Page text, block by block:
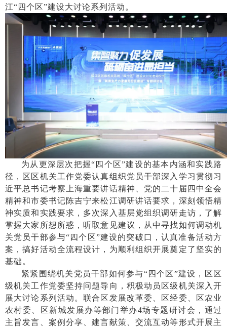
江“四个区”建设大讨论系列活动。
为从更深层次把握“四个区”建设的基本内涵和实践路
径，区区机关工作党委认真组织党员干部深入学习贯彻习
近平总书记考察上海重要讲话精神、党的二十届四中全会
精神和市委书记陈吉宁来松江调研讲话要求，深刻领悟精
神实质和实践要求，多次深入基层党组织调研走访，了解
掌握大家所想所惑，听取意见建议，从中寻找如何调动机
关党员干部参与“四个区”建设的突破口，认真准备活动方
案，搞好活动全流程设计，为顺利组织开展奠定了坚实的
基础。
紧紧围绕机关党员干部如何参与“四个区”建设，区区
级机关工作党委坚持问题导向，积极动员区级机关深入开
展大讨论系列活动。联合区发展改革委、区经委、区农业
农村委、区新城发展办等部门举办4场专题研讨会，通过
主旨发言、案例分享、建言献策、交流互动等形式开展主